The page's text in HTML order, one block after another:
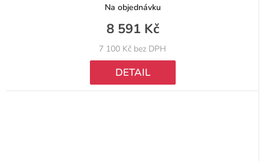
Na objednávku
7 100 Kč bez DPH
8 591 Kč
DETAIL